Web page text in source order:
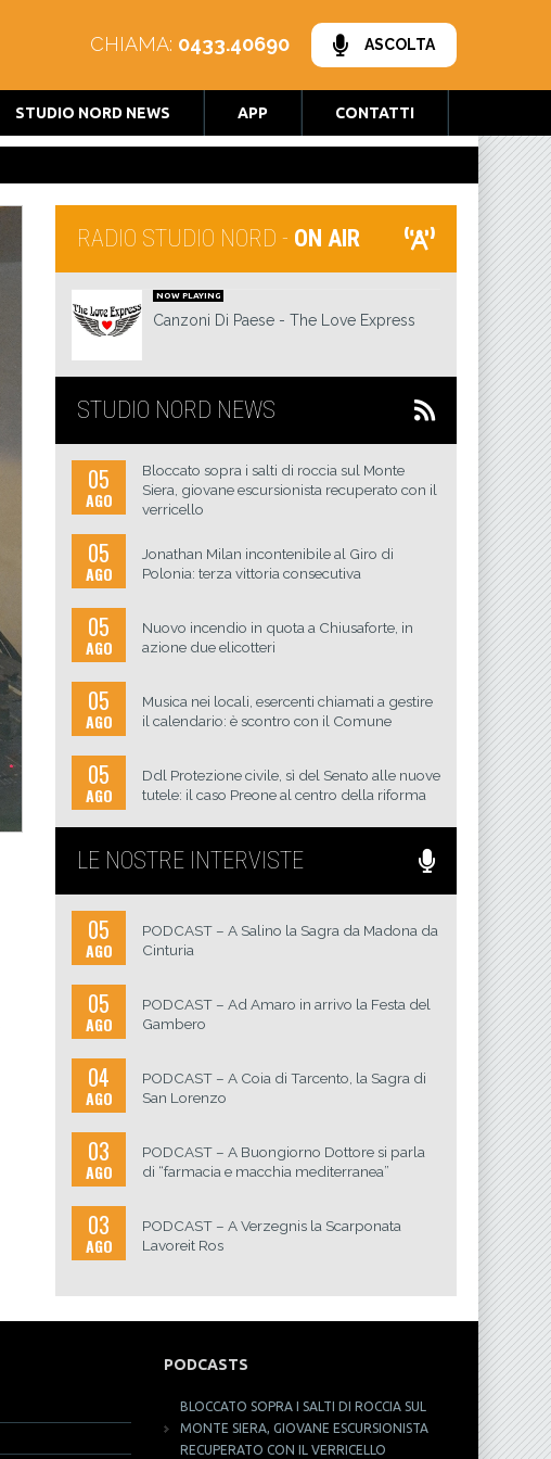
CHIAMA: 0433.40690 ASCOLTA
STUDIO NORD NEWS APP CONTATTI
RADIO STUDIO NORD - ON AIR
NOW PLAYING
Canzoni Di Paese The Love Express
STUDIO NORD NEWS
05
AGO
Bloccato sopra i salti di roccia sul Monte
Siera, giovane escursionista recuperato con il
verricello
05
AGO
Jonathan Milan incontenibile al Giro di
Polonia: terza vittoria consecutiva
05
AGO
Nuovo incendio in quota a Chiusaforte, in
azione due elicotteri
05
AGO
Musica nei locali, esercenti chiamati a gestire
il calendario: è scontro con il Comune
05
AGO
Ddl Protezione civile, sì del Senato alle nuove
tutele: il caso Preone al centro della riforma
LE NOSTRE INTERVISTE
05
AGO
PODCAST – A Salino la Sagra da Madona da
Cinturia
05
AGO
PODCAST – Ad Amaro in arrivo la Festa del
Gambero
04
AGO
PODCAST – A Coia di Tarcento, la Sagra di
San Lorenzo
03
AGO
PODCAST – A Buongiorno Dottore si parla
di “farmacia e macchia mediterranea”
03
AGO
PODCAST – A Verzegnis la Scarponata
Lavoreit Ros
PODCASTS
BLOCCATO SOPRA I SALTI DI ROCCIA SUL
MONTE SIERA, GIOVANE ESCURSIONISTA
RECUPERATO CON IL VERRICELLO